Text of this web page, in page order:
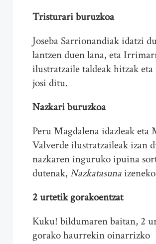
Tristurari buruzkoa
Joseba Sarrionandiak idatzi
lantzen duen lana, eta
ilustratzaile taldeak hitzak
josi ditu.
Nazkari buruzkoa
Peru Magdalena idazleak eta
Valverde ilustratzaileak izan
nazkaren inguruko ipuina
dutenak, Nazkatasuna
2 urtetik gorakoentzat
Kuku! bildumaren baitan, 2
gorako haurrekin oinarrizko